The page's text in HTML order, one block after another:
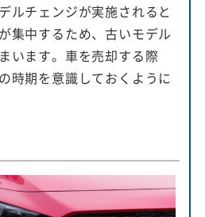
ルチェンジが実施されると
集中するため、古いモデル
います。車を売却する際
時期を意識しておくように